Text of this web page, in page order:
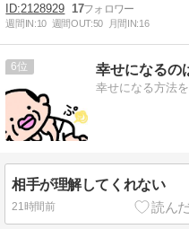
2128929 17
週間IN:10 週間OUT:50 月間IN:16
6 幸せになるの
幸せになる方法
相手が理解してくれない
21時間前